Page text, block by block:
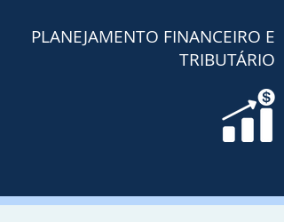
PLANEJAMENTO FINANCEIRO E
TRIBUTÁRIO